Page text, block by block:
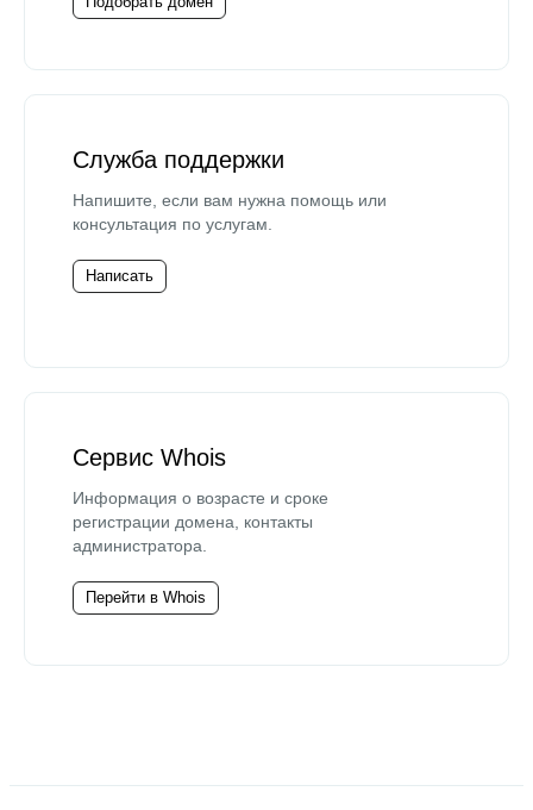
Служба поддержки
Напишите, если вам нужна помощь или
консультация по услугам.
Написать
Сервис Whois
Информация о возрасте и сроке
регистрации домена, контакты
администратора.
Перейти в Whois